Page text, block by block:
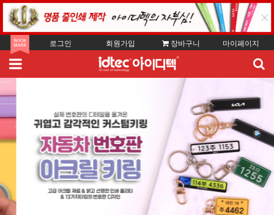
로그인 회원가입 장바구니 마이페이지